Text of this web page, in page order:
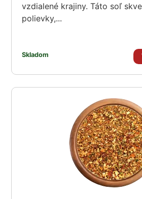
vzdialené krajiny. Táto soľ
polievky,...
Skladom